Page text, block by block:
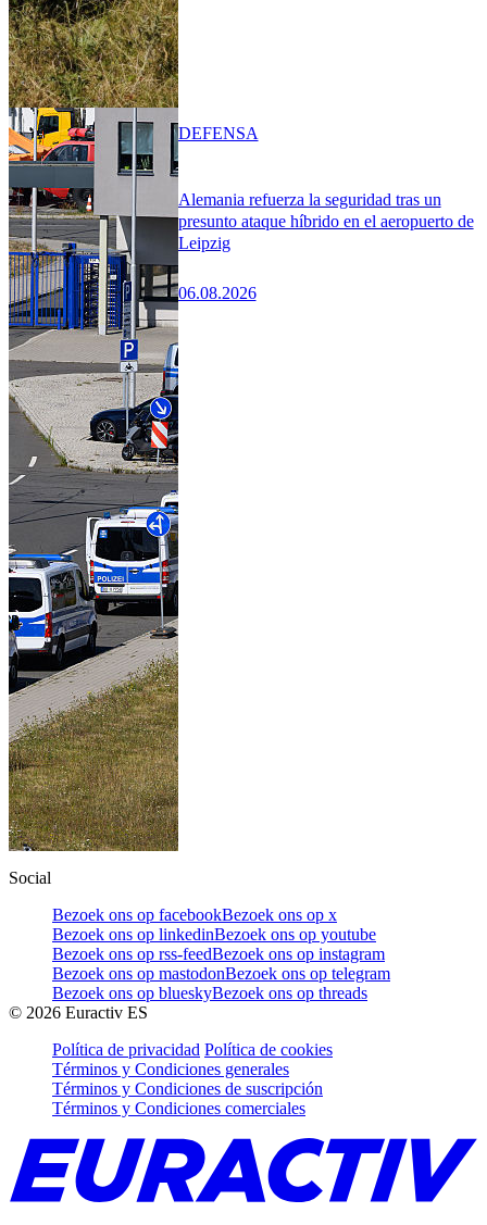
Alemania refuerza la seguridad tras un
presunto ataque híbrido en el aeropuerto de
Leipzig
06.08.2026
DEFENSA
Social
Bezoek ons op facebookBezoek ons op x
Bezoek ons op linkedinBezoek ons op youtube
Bezoek ons op rss-feedBezoek ons op instagram
Bezoek ons op mastodonBezoek ons op telegram
Bezoek ons op blueskyBezoek ons op threads
© 2026 Euractiv ES
Política de privacidad Política de cookies
Términos y Condiciones generales
Términos y Condiciones de suscripción
Términos y Condiciones comerciales